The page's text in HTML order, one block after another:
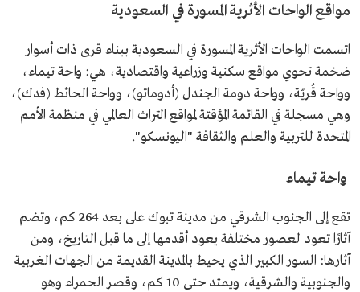
مواقع الواحات الأثرية المسورة في السعودية
اتسمت الواحات الأثرية المسورة في السعودية ببناء قرى ذات أسوار
ضخمة تحوي مواقع سكنية وزراعية واقتصادية، هي: واحة تيماء،
وواحة قُريّة، وواحة دومة الجندل (أدوماتو)، وواحة الحائط (فدك)،
وهي مسجلة في القائمة المؤقتة لمواقع التراث العالمي في منظمة الأمم
المتحدة للتربية والعلم والثقافة "اليونسكو".
واحة تيماء
تقع إلى الجنوب الشرقي من مدينة تبوك على بعد 264 كم، وتضم
آثارًا تعود لعصور مختلفة يعود أقدمها إلى ما قبل التاريخ، ومن
آثارها: السور الكبير الذي يحيط بالمدينة القديمة من الجهات الغربية
والجنوبية والشرقية، ويمتد حتى 10 كم، وقصر الحمراء وهو